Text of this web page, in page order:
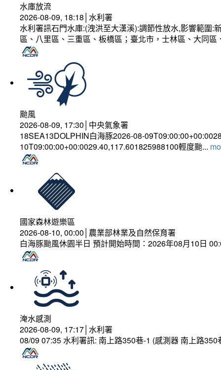
水庫放流
2026-08-09, 18:18│水利署
水利署訊石門水庫:(洩洪至大漢溪):調節性放水,影響範圍
區、八里區、三重區、板橋區；臺北市，士林區、大同
颱風
2026-08-09, 17:30│中央氣象署
18SEA13DOLPHIN白海豚2026-08-
10T09:00:00+00:0029.40,117.601825988100輕度颱...
國家森林遊樂區
2026-08-10, 00:00│農業部林業及自然保育署
白海豚颱風休園半日 預計開始時間：2026年08月10日
淹水感測
2026-08-09, 17:17│水利署
08/09 07:35 水利署訊: 南上路350巷-1 (感測器 南上路